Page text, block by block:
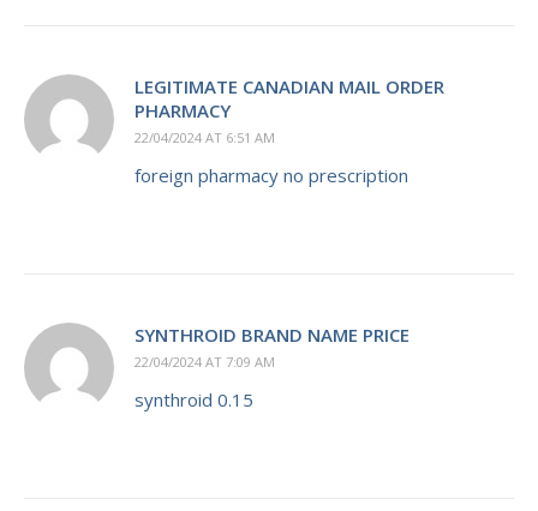
LEGITIMATE CANADIAN MAIL ORDER
PHARMACY
22/04/2024 AT 6:51 AM
foreign pharmacy no prescription
SYNTHROID BRAND NAME PRICE
22/04/2024 AT 7:09 AM
synthroid 0.15